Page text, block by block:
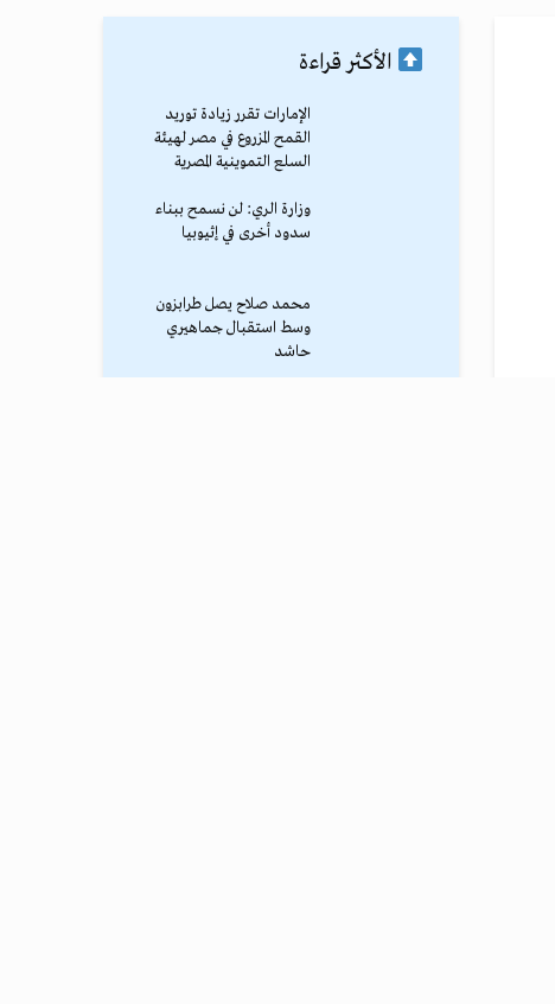
الأكثر قراءة
الإمارات تقرر زيادة توريد
القمح المزروع في مصر لهيئة
السلع التموينية المصرية
وزارة الري: لن نسمح ببناء
سدود أخرى في إثيوبيا
محمد صلاح يصل طرابزون
وسط استقبال جماهيري
حاشد